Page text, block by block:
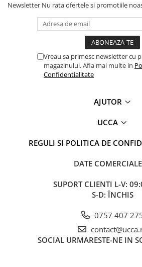
Newsletter Nu rata ofertele si promotiile
Vreau sa primesc newsletter cu
magazinului. Afla mai multe in
Confidentialitate
AJUTOR
UCCA
REGULI SI POLITICA DE
DATE COMERCIALE
SUPORT CLIENTI L-V:
S-D: ÎNCHIS
0757 407
SOCIAL URMARESTE-NE IN